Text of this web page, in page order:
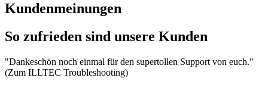
Kundenmeinungen
So zufrieden sind unsere Kunden
"Dankeschön noch einmal für den supertollen Support von euch."
(Zum ILLTEC Troubleshooting)